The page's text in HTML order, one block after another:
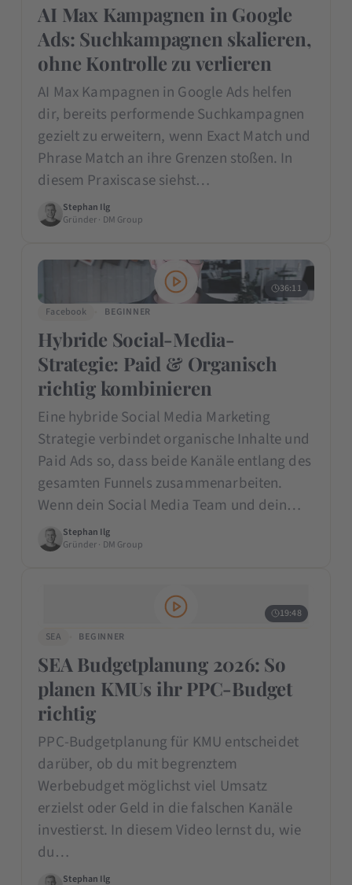
AI Max Kampagnen in Google
Ads: Suchkampagnen skalieren,
ohne Kontrolle zu verlieren
AI Max Kampagnen in Google Ads helfen
dir, bereits performende Suchkampagnen
gezielt zu erweitern, wenn Exact Match und
Phrase Match an ihre Grenzen stoßen. In
diesem Praxiscase siehst…
Stephan Ilg
Gründer · DM Group
36:11
Facebook
BEGINNER
Hybride Social-Media-
Strategie: Paid & Organisch
richtig kombinieren
Eine hybride Social Media Marketing
Strategie verbindet organische Inhalte und
Paid Ads so, dass beide Kanäle entlang des
gesamten Funnels zusammenarbeiten.
Wenn dein Social Media Team und dein…
Stephan Ilg
Gründer · DM Group
19:48
SEA
BEGINNER
SEA Budgetplanung 2026: So
planen KMUs ihr PPC-Budget
richtig
PPC-Budgetplanung für KMU entscheidet
darüber, ob du mit begrenztem
Werbebudget möglichst viel Umsatz
erzielst oder Geld in die falschen Kanäle
investierst. In diesem Video lernst du, wie
du…
Stephan Ilg